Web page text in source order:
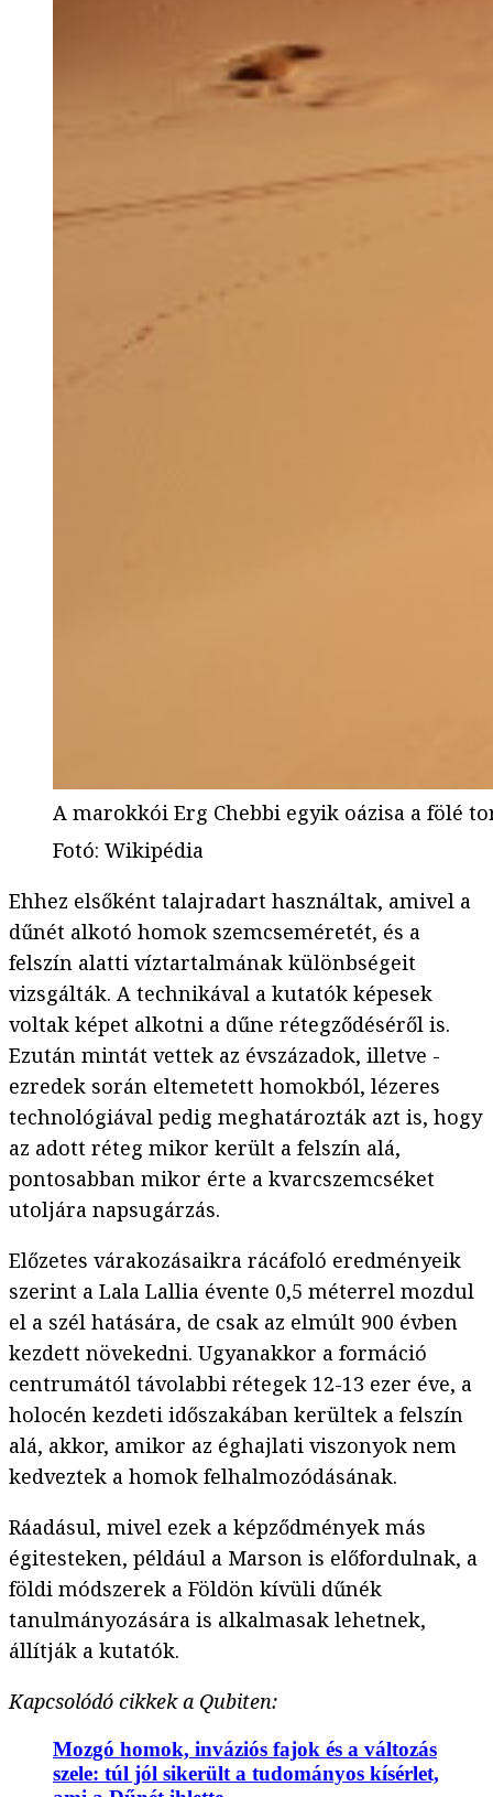
A marokkói Erg Chebbi egyik oázisa a fölé
Fotó: Wikipédia
Ehhez elsőként talajradart használtak, amivel a
dűnét alkotó homok szemcseméretét, és a
felszín alatti víztartalmának különbségeit
vizsgálták. A technikával a kutatók képesek
voltak képet alkotni a dűne rétegződéséről is.
Ezután mintát vettek az évszázadok, illetve -
ezredek során eltemetett homokból, lézeres
technológiával pedig meghatározták azt is, hogy
az adott réteg mikor került a felszín alá,
pontosabban mikor érte a kvarcszemcséket
utoljára napsugárzás.
Előzetes várakozásaikra rácáfoló eredményeik
szerint a Lala Lallia évente 0,5 méterrel mozdul
el a szél hatására, de csak az elmúlt 900 évben
kezdett növekedni. Ugyanakkor a formáció
centrumától távolabbi rétegek 12-13 ezer éve, a
holocén kezdeti időszakában kerültek a felszín
alá, akkor, amikor az éghajlati viszonyok nem
kedveztek a homok felhalmozódásának.
Ráadásul, mivel ezek a képződmények más
égitesteken, például a Marson is előfordulnak, a
földi módszerek a Földön kívüli dűnék
tanulmányozására is alkalmasak lehetnek,
állítják a kutatók.
Kapcsolódó cikkek a Qubiten:
Mozgó homok, inváziós fajok és a változás
szele: túl jól sikerült a tudományos kísérlet,